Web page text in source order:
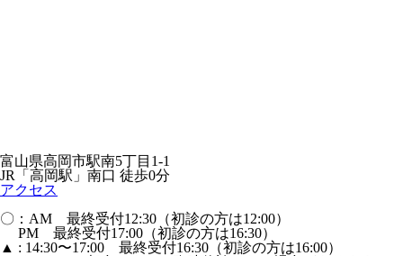
富山県高岡市駅南5丁目1-1
JR「高岡駅」南口 徒歩0分
アクセス
〇：AM 最終受付12:30（初診の方は12:00）
PM 最終受付17:00（初診の方は16:30）
▲ : 14:30〜17:00 最終受付16:30（初診の方は16:00）